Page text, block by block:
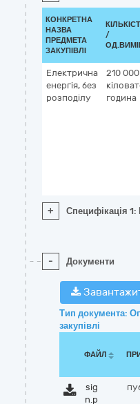
КОНКРЕТНА
НАЗВА
ПРЕДМЕТА
ЗАКУПІВЛІ
/
Електрична
енергія, без
розподілу
210 000
година
+ Специфікація 1:
- Документи
Тип документа:
закупівлі
ФАЙЛ
sig
n.p